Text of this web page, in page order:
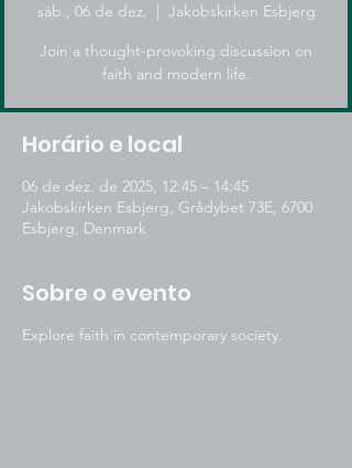
sáb., 06 de dez.
  |
Jakobskirken Esbjerg
Join a thought-provoking discussion on
faith and modern life.
Horário e local
06 de dez. de 2025, 12:45 – 14:45
Jakobskirken Esbjerg, Grådybet 73E, 6700
Esbjerg, Denmark
Sobre o evento
Explore faith in contemporary society.